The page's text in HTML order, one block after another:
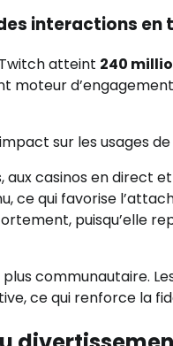
interactions en
atteint 240
moteur
sur les usages
casinos en direct
qui favorise
puisqu’elle
communautaire.
ce qui renforce la